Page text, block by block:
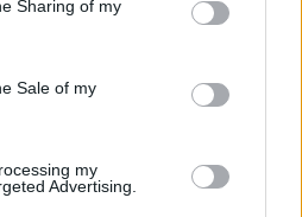
behaviour. You may click to
and its third-party tags to
purposes in below Google
Sharing of my
Sale of my
my
Advertising.